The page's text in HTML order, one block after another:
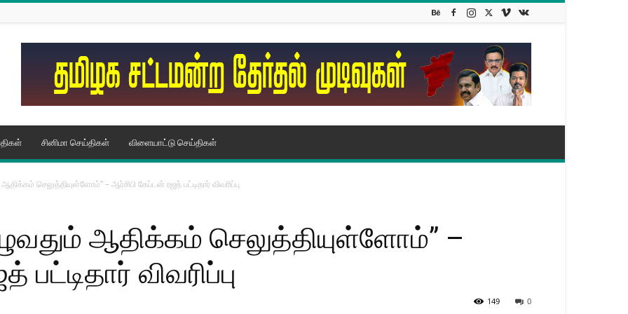
சினிமா செய்திகள் விளையாட்டு செய்திகள்
செலுத்தியுள்​ளோம்” – ஆர்சிபி கேப்டன் ரஜத் பட்டிதார் விவரிப்பு
ஆதிக்கம் செலுத்தியுள்​ளோம்” –
விவரிப்பு
0
149